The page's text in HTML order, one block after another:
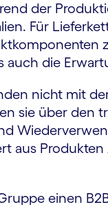
der
Für
auch die
nicht mit
sie über den
aus
einen